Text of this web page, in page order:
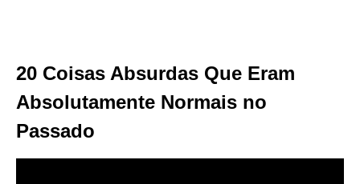
20 Coisas Absurdas Que Eram
Absolutamente Normais no
Passado